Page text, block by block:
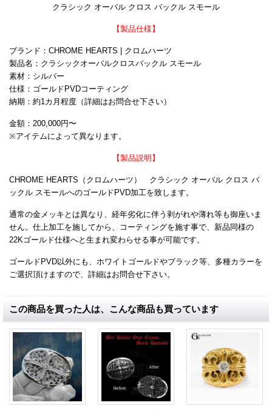
クラシック オーバル クロス バックル スモール
【製品仕様】
ブランド：CHROME HEARTS | クロムハーツ
製品名：クラシックオーバルクロスバックル スモール
素材：シルバー
仕様：ゴールドPVDコーティング
納期：約1カ月程度（詳細はお問合せ下さい）
金額：200,000円〜
※アイテムによって異なります。
【製品説明】
CHROME HEARTS（クロムハーツ） クラシック オーバル クロス バ
ックル スモールへのゴールドPVD加工を致します。
通常の金メッキとは異なり、経年劣化に伴う剥がれや薄れ等も御座いま
せん。仕上加工を施してから、コーティングを施す事で、新品同様の
22Kゴールド仕様へと生まれ変わらせる事が可能です。
ゴールドPVD以外にも、ホワイトゴールドやブラック等、多種カラーを
ご選択頂けますので、詳細はお問合せ下さい。
この商品を買った人は、こんな商品も買っています